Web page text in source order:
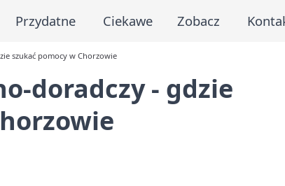
Przydatne Ciekawe Zobacz
szukać pomocy w Chorzowie
doradczy - gdzie